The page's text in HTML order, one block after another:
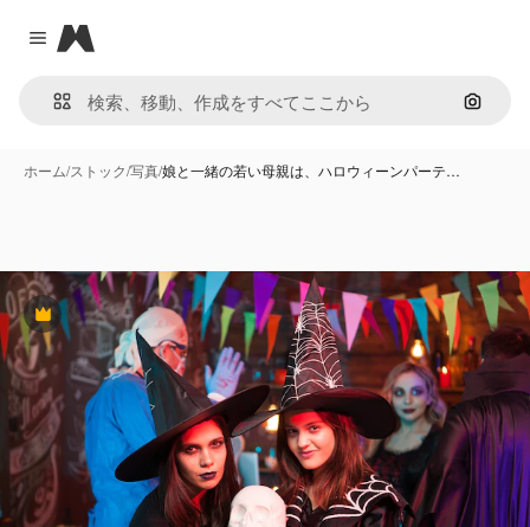
Close menu
Magnific
画像で
ホーム/ストック/写真/娘と一緒の若い母親は、ハロウィーンパーテ…
Premium